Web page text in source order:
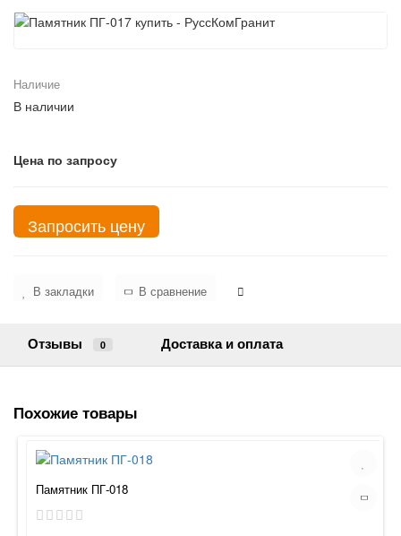
Наличие
В наличии
Цена по запросу
Запросить цену
В закладки В сравнение
Отзывы 0 Доставка и оплата
Похожие товары
Памятник ПГ-018